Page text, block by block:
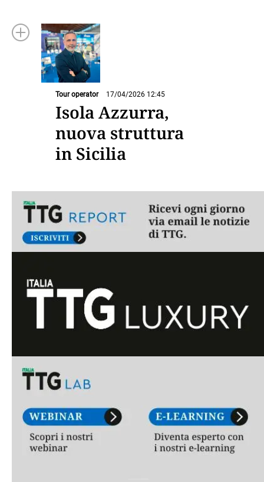
Tour operator 17/04/2026 12:45
Isola Azzurra,
nuova struttura
in Sicilia